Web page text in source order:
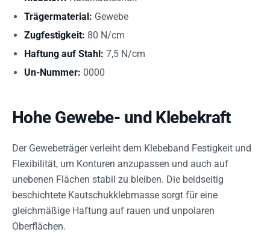
Trägermaterial: Gewebe
Zugfestigkeit: 80 N/cm
Haftung auf Stahl: 7,5 N/cm
Un-Nummer: 0000
Hohe Gewebe- und Klebekraft
Der Gewebeträger verleiht dem Klebeband Festigkeit und
Flexibilität, um Konturen anzupassen und auch auf
unebenen Flächen stabil zu bleiben. Die beidseitig
beschichtete Kautschukklebmasse sorgt für eine
gleichmäßige Haftung auf rauen und unpolaren
Oberflächen.